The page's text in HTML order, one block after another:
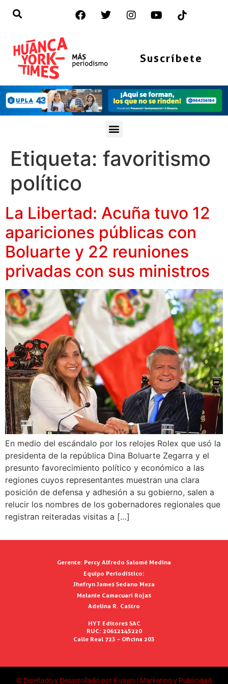
Suscríbete
Etiqueta: favoritismo
político
La Libertad: Acuña tuvo 12
apariciones públicas con
Boluarte y 22 reuniones
privadas con sus ministros
En medio del escándalo por los relojes Rolex que usó la
presidenta de la república Dina Boluarte Zegarra y el
presunto favorecimiento político y económico a las
regiones cuyos representantes muestran una clara
posición de defensa y adhesión a su gobierno, salen a
relucir los nombres de los gobernadores regionales que
registran reiteradas visitas a […]
Gerente: Percy Alfredo Salomé Medina
Equipo Periodístico:
Jhefryn James Sedano Meza
Melanie Camacuari Rojas
Adelina R. Castro
HYT Editores SAC
RUC: 20612145220
Calle Real 723 – Oficina 203
© Diseñado y Desarrollado por Kuayni | Marketing y Publicidad